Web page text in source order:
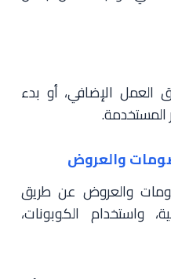
العمل الإضافي، أو بدء
المستخدمة.
والعروض عن طريق
واستخدام الكوبونات،